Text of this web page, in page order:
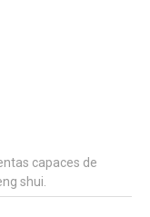
capaces de
shui.